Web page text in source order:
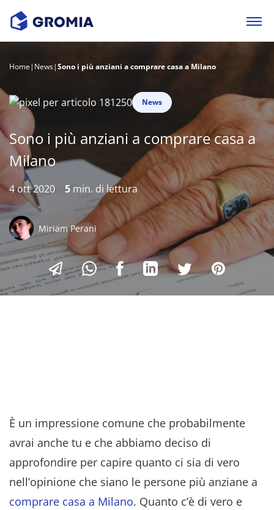
Home| News|Sono i più anziani a comprare casa a Milano
News
Sono i più anziani a comprare casa a
Milano
4 ott 2020 5 min. di lettura
Miriam Perani
È un impressione comune che probabilmente
avrai anche tu e che abbiamo deciso di
approfondire per capire quanto ci sia di vero
nell’opinione che siano le persone più anziane a
comprare casa a Milano. Quanto c’è di vero e